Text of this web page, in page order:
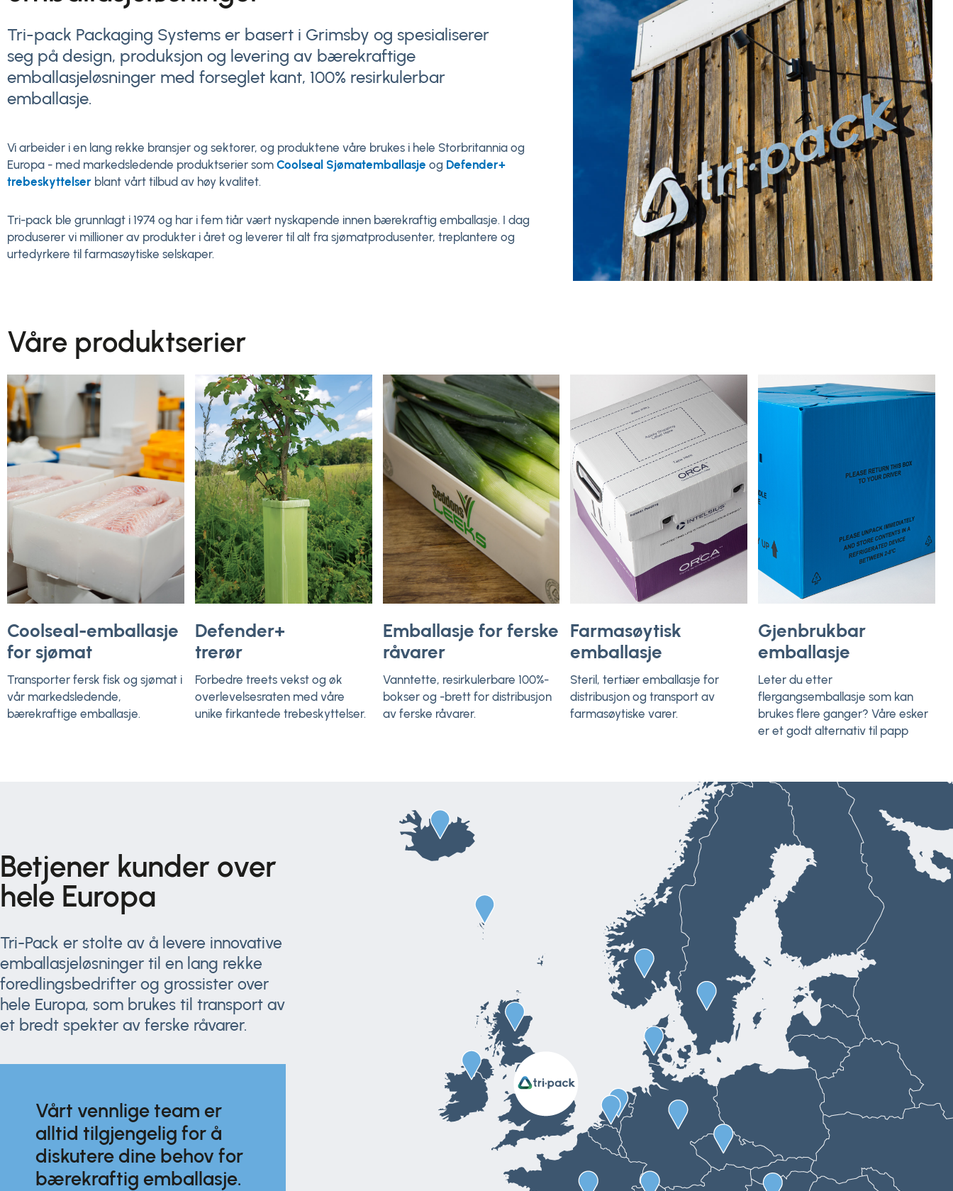
Tri-pack Packaging Systems er basert i Grimsby og spesialiserer
seg på design, produksjon og levering av bærekraftige
emballasjeløsninger med forseglet kant, 100% resirkulerbar
emballasje.
Vi arbeider i en lang rekke bransjer og sektorer, og produktene våre brukes i hele Storbritannia og
Europa - med markedsledende produktserier som Coolseal Sjømatemballasje og Defender+
trebeskyttelser blant vårt tilbud av høy kvalitet.
Tri-pack ble grunnlagt i 1974 og har i fem tiår vært nyskapende innen bærekraftig emballasje. I dag
produserer vi millioner av produkter i året og leverer til alt fra sjømatprodusenter, treplantere og
urtedyrkere til farmasøytiske selskaper.
Våre produktserier
Coolseal-emballasje
for sjømat
Transporter fersk fisk og sjømat i
vår markedsledende,
bærekraftige emballasje.
Defender+
trerør
Forbedre treets vekst og øk
overlevelsesraten med våre
unike firkantede trebeskyttelser.
Emballasje for ferske
råvarer
Vanntette, resirkulerbare 100%-
bokser og -brett for distribusjon
av ferske råvarer.
Farmasøytisk
emballasje
Steril, tertiær emballasje for
distribusjon og transport av
farmasøytiske varer.
Gjenbrukbar
emballasje
Leter du etter
flergangsemballasje som kan
brukes flere ganger? Våre esker
er et godt alternativ til papp
Betjener kunder over
hele Europa
Tri-Pack er stolte av å levere innovative
emballasjeløsninger til en lang rekke
foredlingsbedrifter og grossister over
hele Europa, som brukes til transport av
et bredt spekter av ferske råvarer.
Vårt vennlige team er
alltid tilgjengelig for å
diskutere dine behov for
bærekraftig emballasje.